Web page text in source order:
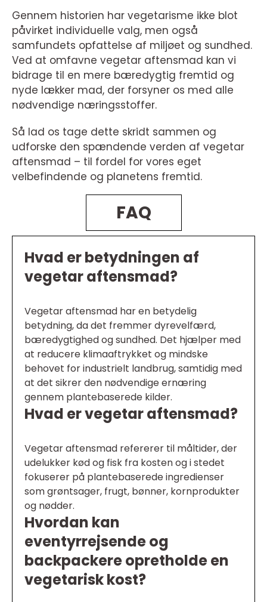
Gennem historien har vegetarisme ikke blot
påvirket individuelle valg, men også
samfundets opfattelse af miljøet og sundhed.
Ved at omfavne vegetar aftensmad kan vi
bidrage til en mere bæredygtig fremtid og
nyde lækker mad, der forsyner os med alle
nødvendige næringsstoffer.
Så lad os tage dette skridt sammen og
udforske den spændende verden af vegetar
aftensmad – til fordel for vores eget
velbefindende og planetens fremtid.
FAQ
Hvad er betydningen af
vegetar aftensmad?
Vegetar aftensmad har en betydelig
betydning, da det fremmer dyrevelfærd,
bæredygtighed og sundhed. Det hjælper med
at reducere klimaaftrykket og mindske
behovet for industrielt landbrug, samtidig med
at det sikrer den nødvendige ernæring
gennem plantebaserede kilder.
Hvad er vegetar aftensmad?
Vegetar aftensmad refererer til måltider, der
udelukker kød og fisk fra kosten og i stedet
fokuserer på plantebaserede ingredienser
som grøntsager, frugt, bønner, kornprodukter
og nødder.
Hvordan kan
eventyrrejsende og
backpackere opretholde en
vegetarisk kost?